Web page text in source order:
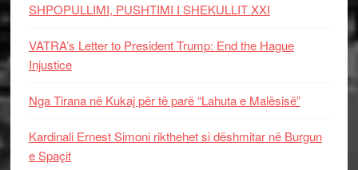
SHPOPULLIMI, PUSHTIMI I SHEKULLIT XXI
VATRA’s Letter to President Trump: End the Hague
Injustice
Nga Tirana në Kukaj për të parë “Lahuta e Malësisë”
Kardinali Ernest Simoni rikthehet si dëshmitar në Burgun
e Spaçit